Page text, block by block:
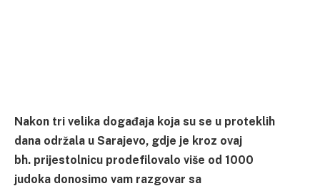
Nakon tri velika događaja koja su se u proteklih
dana održala u Sarajevo, gdje je kroz ovaj
bh. prijestolnicu prodefilovalo više od 1000
judoka donosimo vam razgovar sa